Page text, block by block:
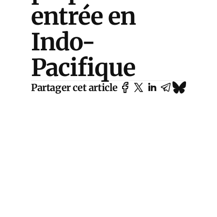
entrée en
Indo-
Pacifique
Partager cet article